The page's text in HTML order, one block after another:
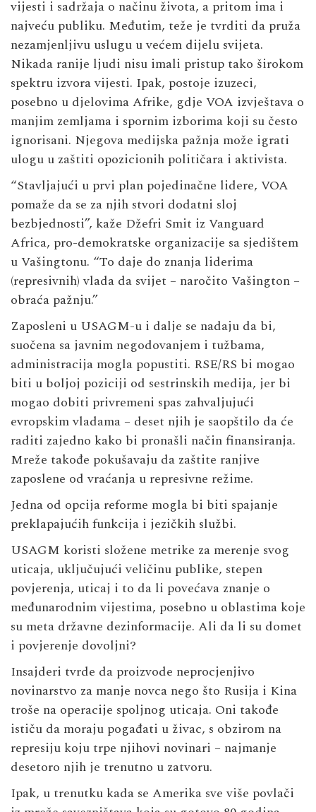
vijesti i sadržaja o načinu života, a pritom ima i
najveću publiku. Međutim, teže je tvrditi da pruža
nezamjenljivu uslugu u većem dijelu svijeta.
Nikada ranije ljudi nisu imali pristup tako širokom
spektru izvora vijesti. Ipak, postoje izuzeci,
posebno u djelovima Afrike, gdje VOA izvještava o
manjim zemljama i spornim izborima koji su često
ignorisani. Njegova medijska pažnja može igrati
ulogu u zaštiti opozicionih političara i aktivista.
“Stavljajući u prvi plan pojedinačne lidere, VOA
pomaže da se za njih stvori dodatni sloj
bezbjednosti”, kaže Džefri Smit iz Vanguard
Africa, pro-demokratske organizacije sa sjedištem
u Vašingtonu. “To daje do znanja liderima
(represivnih) vlada da svijet – naročito Vašington –
obraća pažnju.”
Zaposleni u USAGM-u i dalje se nadaju da bi,
suočena sa javnim negodovanjem i tužbama,
administracija mogla popustiti. RSE/RS bi mogao
biti u boljoj poziciji od sestrinskih medija, jer bi
mogao dobiti privremeni spas zahvaljujući
evropskim vladama – deset njih je saopštilo da će
raditi zajedno kako bi pronašli način finansiranja.
Mreže takođe pokušavaju da zaštite ranjive
zaposlene od vraćanja u represivne režime.
Jedna od opcija reforme mogla bi biti spajanje
preklapajućih funkcija i jezičkih službi.
USAGM koristi složene metrike za merenje svog
uticaja, uključujući veličinu publike, stepen
povjerenja, uticaj i to da li povećava znanje o
međunarodnim vijestima, posebno u oblastima koje
su meta državne dezinformacije. Ali da li su domet
i povjerenje dovoljni?
Insajderi tvrde da proizvode neprocjenjivo
novinarstvo za manje novca nego što Rusija i Kina
troše na operacije spoljnog uticaja. Oni takođe
ističu da moraju pogađati u živac, s obzirom na
represiju koju trpe njihovi novinari – najmanje
desetoro njih je trenutno u zatvoru.
Ipak, u trenutku kada se Amerika sve više povlači